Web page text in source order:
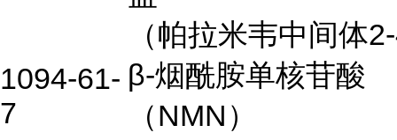
（帕拉米韦中间体
1094-61-
7
β-烟酰胺单核苷酸
（NMN）